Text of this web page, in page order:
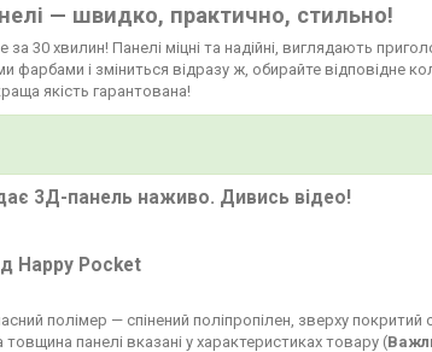
— швидко, практично, стильно!
за 30 хвилин! Панелі міцні та надійні, виглядають
фарбами і зміниться відразу ж, обирайте відповідне
якість гарантована!
3Д-панель наживо. Дивись відео!
Happy Pocket
полімер — спінений поліпропілен, зверху покритий
панелі вказані у характеристиках товару (